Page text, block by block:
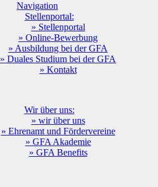
Navigation
Stellenportal:
» Stellenportal
» Online-Bewerbung
» Ausbildung bei der GFA
» Duales Studium bei der GFA
» Kontakt
Wir über uns:
» wir über uns
» Ehrenamt und Fördervereine
» GFA Akademie
» GFA Benefits